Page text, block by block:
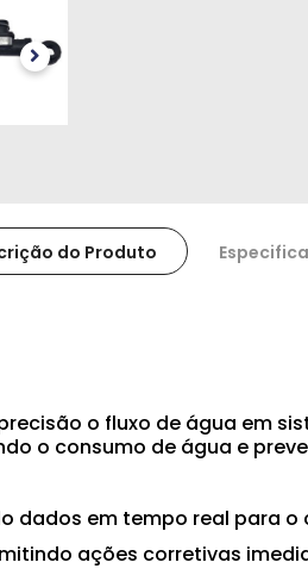
do Produto
precisão o fluxo de água
o consumo de água e
dados em tempo real para
ações corretivas